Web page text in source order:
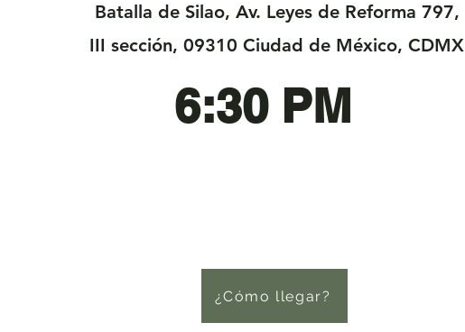
6:30 PM
Batalla de Silao, Av. Leyes de Reforma 797,
III sección, 09310 Ciudad de México, CDMX
¿Cómo llegar?